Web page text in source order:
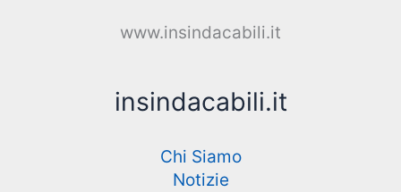
www.insindacabili.it
insindacabili.it
Chi Siamo
Notizie